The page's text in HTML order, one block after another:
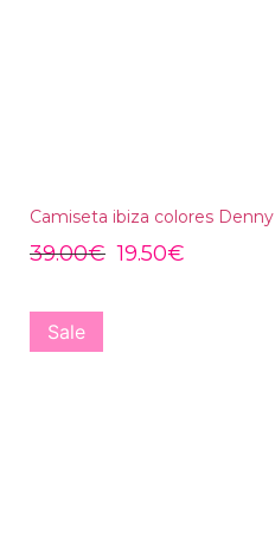
Camiseta ibiza colores Denny
39.00€ 19.50€
Sale